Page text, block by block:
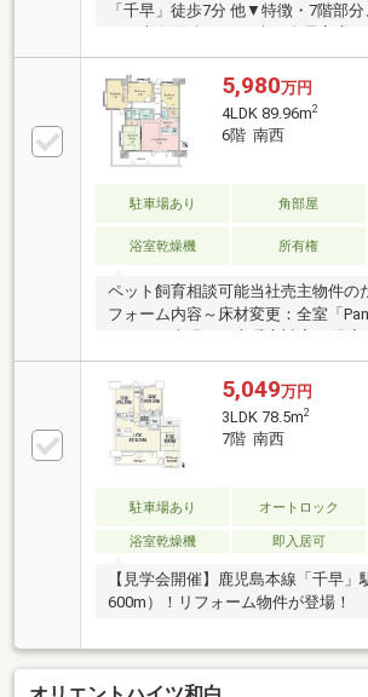
「千早」徒歩7分 他▼特徴・7階部分
弾む対面式キッチン、2WAY仕様・
る、引き回しバルコニー・洋室約
ンルーム有・ペット飼育可能(規約
(リビング)・1620サイズUB▼周辺環
歩6分(約410m)・マックスバリュエ
前店 徒歩5分(約340m)■ ご希望の住
いします ━━━━━・・・物件の詳
5,980万円
4LDK 89.96m2
6階 南西
駐車場あり 角部屋
浴室乾燥機 所有権
ペット飼育相談可能当社売主物件の
フォーム内容～床材変更：全室「
シリーズ」Kタイプ（1418サイズ・
付） 洗面交換：トクラス「EJ」
掛け新設 トイレ交換：TOTO「ZJ1
一体型・棚付2連紙巻器新設 給湯器
（追焚・壁貫通型）へ交換 内装一新
交換・全部屋通気ガラリ交換・照明
5,049万円
3LDK 78.5m2
7階 南西
駐車場あり オートロック
浴室乾燥機
即入居可
【見学会開催】鹿児島本線「千早」
600m）！リフォーム物件が登場！